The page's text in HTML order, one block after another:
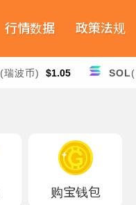
行情数据 政策法规
(瑞波币) $1.05 SOL
购宝钱包